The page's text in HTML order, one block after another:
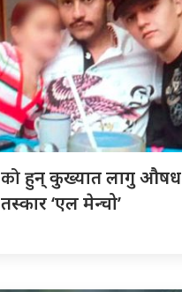
कोहुन् कुख्यात लागु औषध
तस्कार ‘एल मेन्चो’